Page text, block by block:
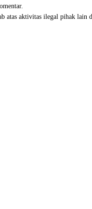
atas aktivitas ilegal pihak lain